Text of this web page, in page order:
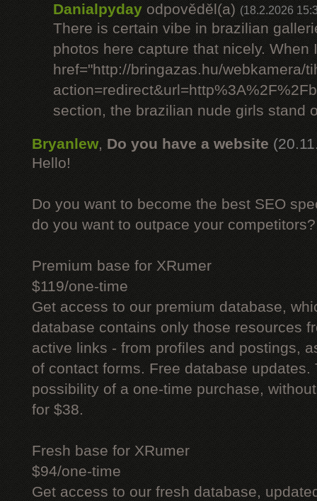
Danialpyday odpověděl(a) (18.2.2026
There is certain vibe in brazilian
photos here capture that nicely. When
href="http://bringazas.hu/webkamera/
section, the brazilian nude girls stand
Bryanlew, Do you have a website
Hello!
Do you want to become the best SEO
do you want to outpace your competitors?
Premium base for XRumer
$119/one-time
Get access to our premium database,
database contains only those resources
active links - from profiles and postings,
of contact forms. Free database updates.
possibility of a one-time purchase,
for $38.
Fresh base for XRumer
$94/one-time
Get access to our fresh database,